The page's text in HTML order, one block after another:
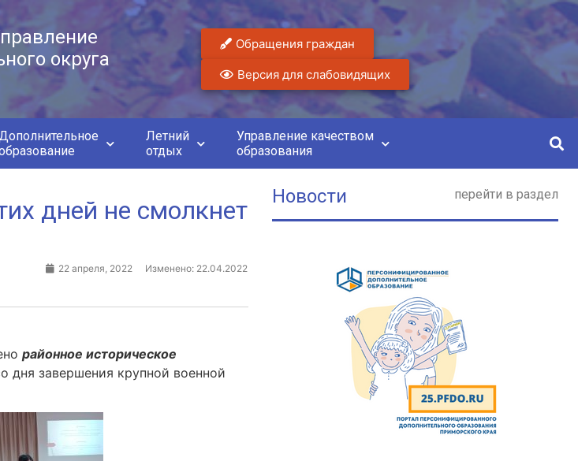
округа
Обращения граждан
Версия для слабовидящих
Летний
отдых
Управление качеством
образования
дней не смолкнет
22 апреля, 2022 Изменено: 22.04.2022
районное историческое
дня завершения крупной военной
Новости перейти в раздел